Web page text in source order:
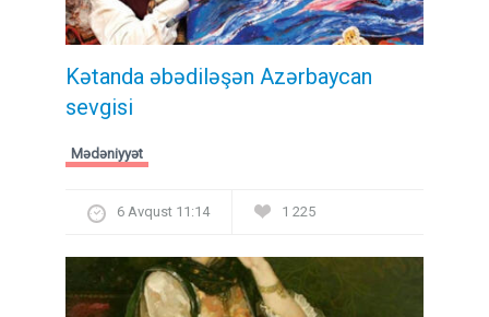
Kətanda əbədiləşən Azərbaycan
sevgisi
Mədəniyyət
6 Avqust 11:14 1 225